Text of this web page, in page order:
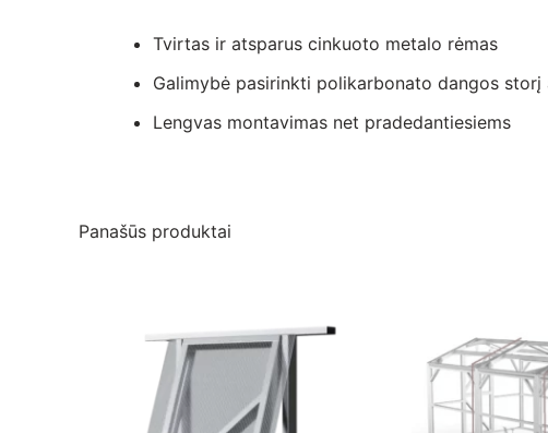
Tvirtas ir atsparus cinkuoto metalo rėmas
Galimybė pasirinkti polikarbonato dangos
Lengvas montavimas net pradedantiesiems
Panašūs produktai